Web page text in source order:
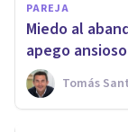
PAREJA
Miedo al
apego ansioso
Tomás